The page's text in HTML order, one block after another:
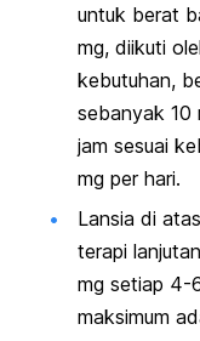
untuk berat
mg, diikuti
kebutuhan,
sebanyak 10
jam sesuai
mg per hari.
Lansia di
terapi
mg setiap 4-
maksimum